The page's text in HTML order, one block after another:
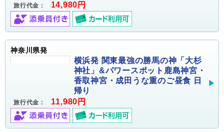
旅行代金： 14,980円
神奈川県発
横浜発 関東最強の勝馬の神「大杉
神社」&パワースポット鹿島神宮・
香取神宮・成田うな重のご昼食 日
帰り
旅行代金： 11,980円